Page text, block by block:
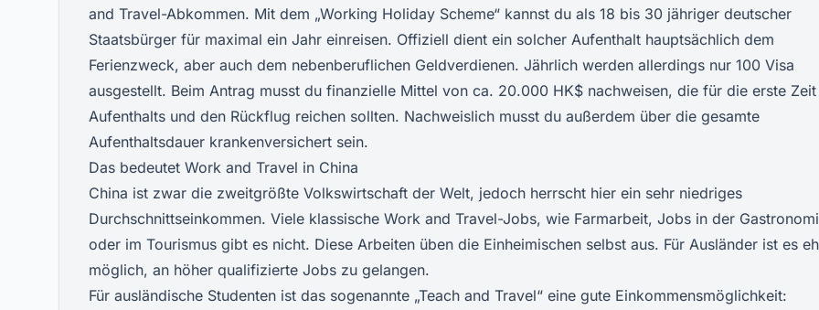
and Travel-Abkommen. Mit dem „Working Holiday Scheme“ kannst du als 18 bis 30 jähriger deutscher
Staatsbürger für maximal ein Jahr einreisen. Offiziell dient ein solcher Aufenthalt hauptsächlich dem
Ferienzweck, aber auch dem nebenberuflichen Geldverdienen. Jährlich werden allerdings nur 100 Visa
ausgestellt. Beim Antrag musst du finanzielle Mittel von ca. 20.000 HK$ nachweisen, die für die erste
Aufenthalts und den Rückflug reichen sollten. Nachweislich musst du außerdem über die gesamte
Aufenthaltsdauer krankenversichert sein.
Das bedeutet Work and Travel in China
China ist zwar die zweitgrößte Volkswirtschaft der Welt, jedoch herrscht hier ein sehr niedriges
Durchschnittseinkommen. Viele klassische Work and Travel-Jobs, wie Farmarbeit, Jobs in der
oder im Tourismus gibt es nicht. Diese Arbeiten üben die Einheimischen selbst aus. Für Ausländer ist es
möglich, an höher qualifizierte Jobs zu gelangen.
Für ausländische Studenten ist das sogenannte „Teach and Travel“ eine gute Einkommensmöglichkeit: